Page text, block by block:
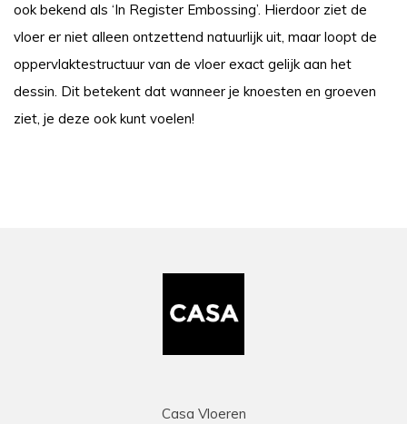
ook bekend als ‘In Register Embossing’. Hierdoor ziet de
vloer er niet alleen ontzettend natuurlijk uit, maar loopt de
oppervlaktestructuur van de vloer exact gelijk aan het
dessin. Dit betekent dat wanneer je knoesten en groeven
ziet, je deze ook kunt voelen!
Casa Vloeren